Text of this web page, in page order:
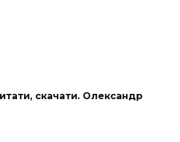
скачати. Олександр